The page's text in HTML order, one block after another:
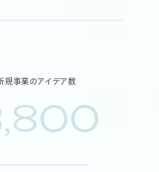
規事業のアイデア数